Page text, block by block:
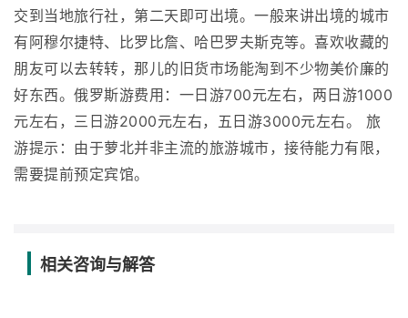
交到当地旅行社，第二天即可出境。一般来讲出境的城市
有阿穆尔捷特、比罗比詹、哈巴罗夫斯克等。喜欢收藏的
朋友可以去转转，那儿的旧货市场能淘到不少物美价廉的
好东西。俄罗斯游费用：一日游700元左右，两日游1000
元左右，三日游2000元左右，五日游3000元左右。 旅
游提示：由于萝北并非主流的旅游城市，接待能力有限，
需要提前预定宾馆。
相关咨询与解答